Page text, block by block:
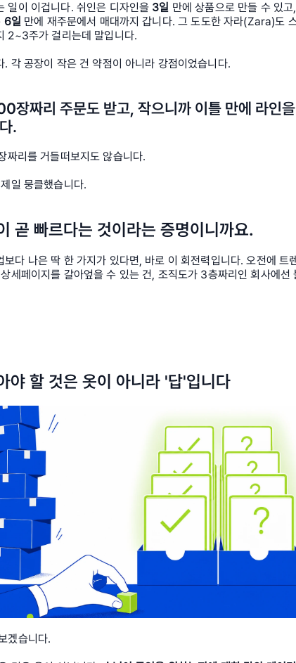
일이 이겁니다. 쉬인은 디자인을 3일 만에 상품으로 만들 수 있
6일 만에 재주문에서 매대까지 갑니다. 그 도도한 자라(Zara)도
2~3주가 걸리는데 말입니다.
. 각 공장이 작은 건 약점이 아니라 강점이었습니다.
장짜리 주문도 받고, 작으니까 이틀 만에 라인을
.
짜리를 거들떠보지도 않습니다.
일 뭉클했습니다.
곧 빠르다는 것이라는 증명이니까요.
보다 나은 딱 한 가지가 있다면, 바로 이 회전력입니다. 오전에 트
세페이지를 갈아엎을 수 있는 건, 조직도가 3층짜리인 회사에선
야 할 것은 옷이 아니라 '답'입니다
겠습니다.